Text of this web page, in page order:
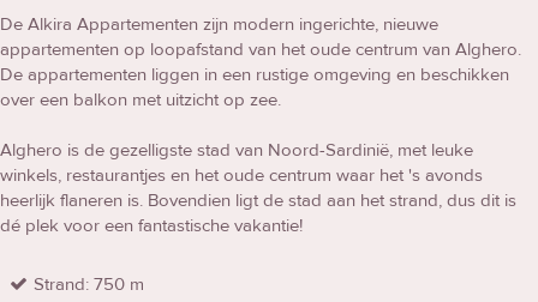
De Alkira Appartementen zijn modern ingerichte, nieuwe
appartementen op loopafstand van het oude centrum van Alghero.
De appartementen liggen in een rustige omgeving en beschikken
over een balkon met uitzicht op zee.
Alghero is de gezelligste stad van Noord-Sardinië, met leuke
winkels, restaurantjes en het oude centrum waar het 's avonds
heerlijk flaneren is. Bovendien ligt de stad aan het strand, dus dit is
dé plek voor een fantastische vakantie!
Strand: 750 m